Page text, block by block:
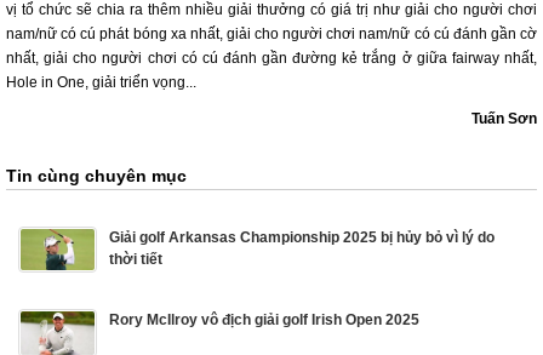
vị tổ chức sẽ chia ra thêm nhiều giải thưởng có giá trị như giải cho người chơi
nam/nữ có cú phát bóng xa nhất, giải cho người chơi nam/nữ có cú đánh gần cờ
nhất, giải cho người chơi có cú đánh gần đường kẻ trắng ở giữa fairway nhất,
Hole in One, giải triển vọng...
Tuấn Sơn
Tin cùng chuyên mục
Giải golf Arkansas Championship 2025 bị hủy bỏ vì lý do
thời tiết
Rory McIlroy vô địch giải golf Irish Open 2025